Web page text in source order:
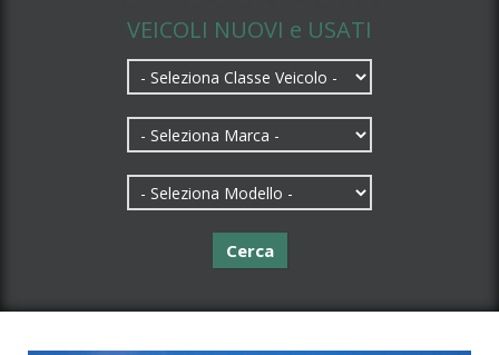
VEICOLI NUOVI e USATI
Cerca